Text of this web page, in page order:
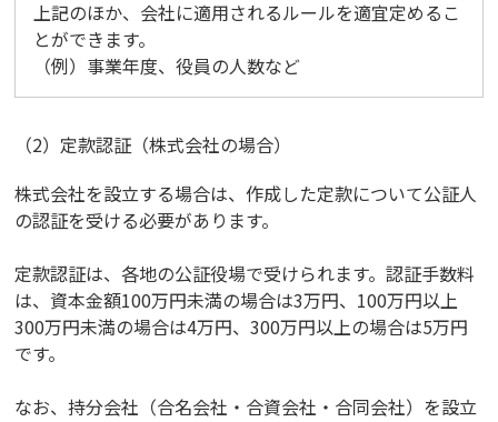
上記のほか、会社に適用されるルールを適宜定めるこ
とができます。
（例）事業年度、役員の人数など
（2）定款認証（株式会社の場合）
株式会社を設立する場合は、作成した定款について公証人
の認証を受ける必要があります。
定款認証は、各地の公証役場で受けられます。認証手数料
は、資本金額100万円未満の場合は3万円、100万円以上
300万円未満の場合は4万円、300万円以上の場合は5万円
です。
なお、持分会社（合名会社・合資会社・合同会社）を設立